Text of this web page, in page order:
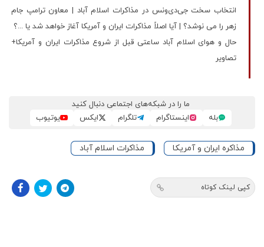
انتخاب سخت جی‌دی‌ونس در مذاکرات اسلام آباد | معاون ترامپ جام
زهر را می نوشد؟ | آیا اصلاً مذاکرات ایران و آمریکا آغاز خواهد شد یا ...؟
حال و هوای اسلام آباد ساعتی قبل از شروع مذاکرات ایران و آمریکا+
تصاویر
ما را در شبکه‌های اجتماعی دنبال کنید
بله
اینستاگرام تلگرام ایکس یوتیوب
مذاکره ایران و آمریکا مذاکرات اسلام آباد
کپی لینک کوتاه